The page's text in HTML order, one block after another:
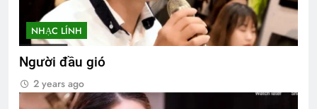
NHẠC LÍNH
Người đầu gió
2 years ago